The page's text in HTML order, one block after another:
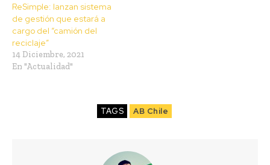
ReSimple: lanzan sistema
de gestión que estará a
cargo del “camión del
reciclaje”
14 Diciembre, 2021
En "Actualidad"
TAGS AB Chile